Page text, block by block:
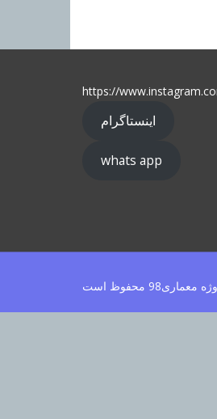
https://
اینستاگرام
whats app